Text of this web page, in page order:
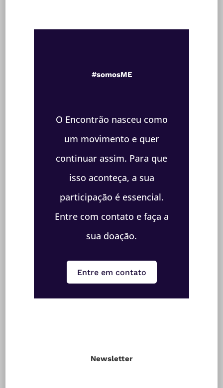
#somosME
O Encontrão nasceu como
um movimento e quer
continuar assim. Para que
isso aconteça, a sua
participação é essencial.
Entre com contato e faça a
sua doação.
Entre em contato
Newsletter